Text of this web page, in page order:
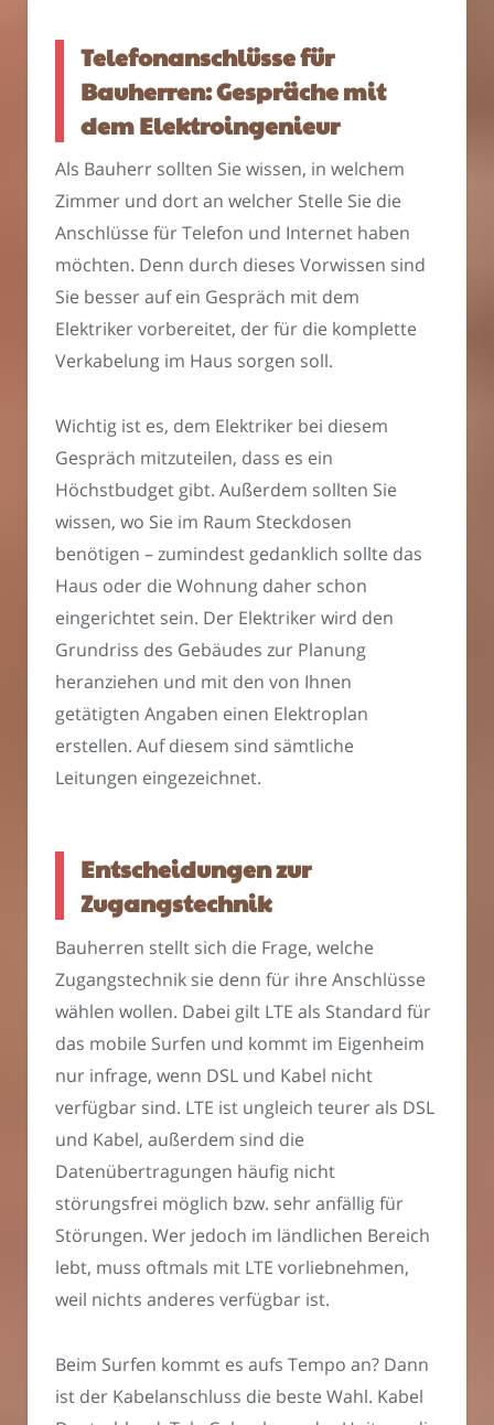
Telefonanschlüsse für
Bauherren: Gespräche mit
dem Elektroingenieur
Als Bauherr sollten Sie wissen, in welchem
Zimmer und dort an welcher Stelle Sie die
Anschlüsse für Telefon und Internet haben
möchten. Denn durch dieses Vorwissen sind
Sie besser auf ein Gespräch mit dem
Elektriker vorbereitet, der für die komplette
Verkabelung im Haus sorgen soll.
Wichtig ist es, dem Elektriker bei diesem
Gespräch mitzuteilen, dass es ein
Höchstbudget gibt. Außerdem sollten Sie
wissen, wo Sie im Raum Steckdosen
benötigen – zumindest gedanklich sollte das
Haus oder die Wohnung daher schon
eingerichtet sein. Der Elektriker wird den
Grundriss des Gebäudes zur Planung
heranziehen und mit den von Ihnen
getätigten Angaben einen Elektroplan
erstellen. Auf diesem sind sämtliche
Leitungen eingezeichnet.
Entscheidungen zur
Zugangstechnik
Bauherren stellt sich die Frage, welche
Zugangstechnik sie denn für ihre Anschlüsse
wählen wollen. Dabei gilt LTE als Standard für
das mobile Surfen und kommt im Eigenheim
nur infrage, wenn DSL und Kabel nicht
verfügbar sind. LTE ist ungleich teurer als DSL
und Kabel, außerdem sind die
Datenübertragungen häufig nicht
störungsfrei möglich bzw. sehr anfällig für
Störungen. Wer jedoch im ländlichen Bereich
lebt, muss oftmals mit LTE vorliebnehmen,
weil nichts anderes verfügbar ist.
Beim Surfen kommt es aufs Tempo an? Dann
ist der Kabelanschluss die beste Wahl. Kabel